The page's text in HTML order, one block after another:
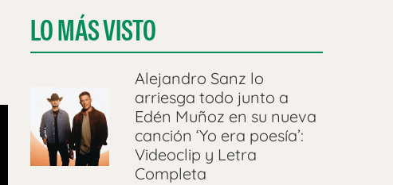
LO MÁS VISTO
Alejandro Sanz lo
arriesga todo junto a
Edén Muñoz en su nueva
canción ‘Yo era poesía’:
Videoclip y Letra
Completa